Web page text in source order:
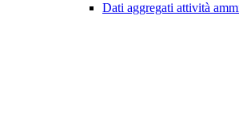
Dati aggregati attività